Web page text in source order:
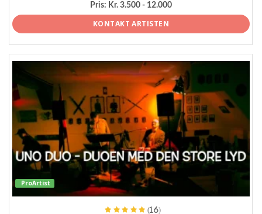
Pris: Kr. 3.500 - 12.000
KONTAKT ARTISTEN
ProArtist
(16)